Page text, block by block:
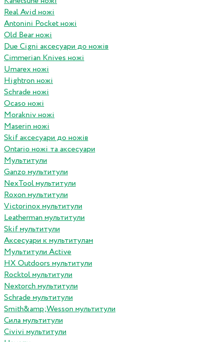
Real Avid ножі
Antonini Pocket ножі
Old Bear ножі
Due Cigni аксесуари до ножів
Cimmerian Knives ножі
Umarex ножі
Hightron ножі
Schrade ножі
Ocaso ножі
Morakniv ножі
Maserin ножі
Skif аксесуари до ножів
Ontario ножі та аксесуари
Мультитули
Ganzo мультитули
NexTool мультитули
Roxon мультитули
Victorinox мультитули
Leatherman мультитули
Skif мультитули
Аксесуари к мультитулам
Мультитули Active
HX Outdoors мультитули
Rocktol мультитули
Nextorch мультитули
Schrade мультитули
Smith&amp;Wesson мультитули
Сила мультитули
Civivi мультитули